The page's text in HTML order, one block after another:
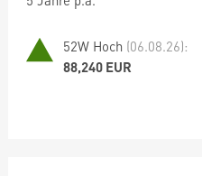
52W Hoch (06.08.26):
88,240 EUR